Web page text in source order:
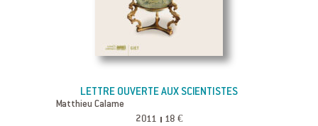
LETTRE OUVERTE AUX SCIENTISTES
Matthieu Calame
2011 18 €